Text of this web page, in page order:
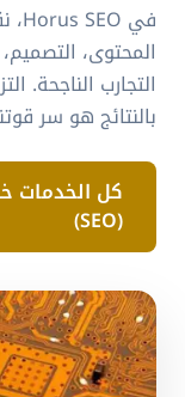
المحتوى،
التجارب الناجحة.
بالنتائج هو سر
كل الخدمات
(SEO)